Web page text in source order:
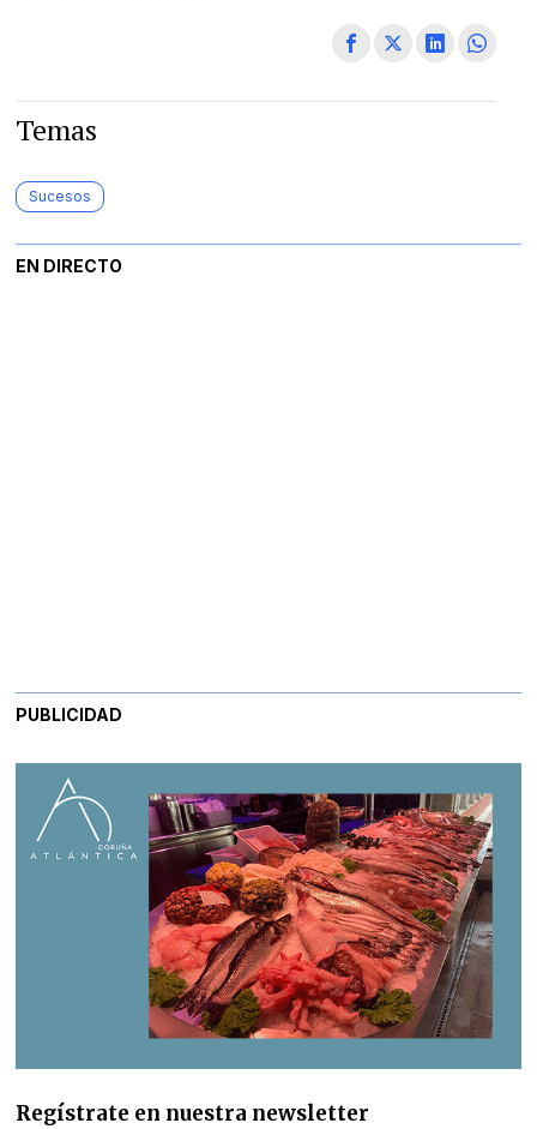
Temas
Sucesos
EN DIRECTO
PUBLICIDAD
Regístrate en nuestra newsletter